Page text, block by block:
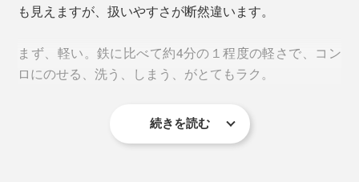
も見えますが、扱いやすさが断然違います。
まず、軽い。鉄に比べて約4分の１程度の軽さで、コン
ロにのせる、洗う、しまう、がとてもラク。
サイズも横23×縦20×高さ2.3cmとコンパクトで、場所を
続きを読む